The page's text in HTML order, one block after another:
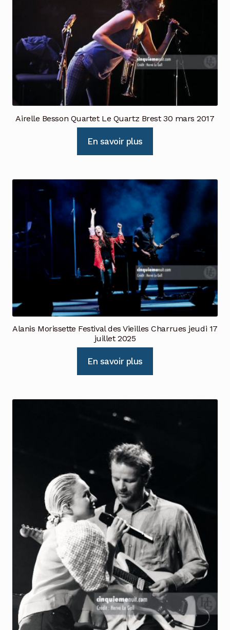
Airelle Besson Quartet Le Quartz Brest 30 mars 2017
En savoir plus
Alanis Morissette Festival des Vieilles Charrues jeudi 17
juillet 2025
En savoir plus